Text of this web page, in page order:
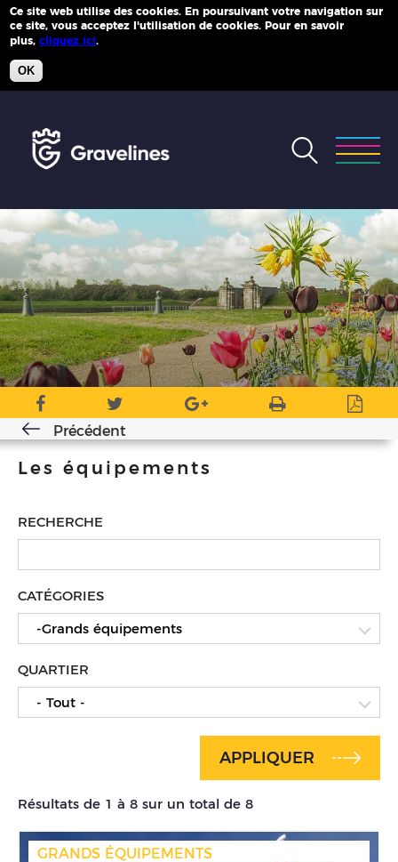
Ce site web utilise des cookies. En poursuivant votre navigation sur
ce site, vous acceptez l'utilisation de cookies. Pour en savoir
plus,cliquez ici.
OK
Précédent
Les équipements
RECHERCHE
CATÉGORIES
-Grands équipements
QUARTIER
- Tout -
APPLIQUER
Résultats de 1 à 8 sur un total de 8
GRANDS ÉQUIPEMENTS